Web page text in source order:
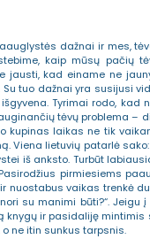
dažnai ir mes,
kaip mūsų pačių
jausti, kad einame ne
tuo dažnai yra susijusi
Tyrimai rodo,
tėvų problema –
kupinas laikas ne tik
Viena lietuvių patarlė
iš anksto. Turbūt
pirmiesiems
nuostabus vaikas trenkė
su manimi būti?“.
knygų ir pasidaliję mintimis
ne itin sunkus tarpsnis.